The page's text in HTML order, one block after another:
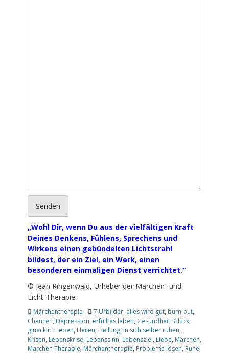
Senden
„Wohl Dir, wenn Du aus der vielfältigen Kraft
Deines Denkens, Fühlens, Sprechens und
Wirkens einen gebündelten Lichtstrahl
bildest, der ein Ziel, ein Werk, einen
besonderen einmaligen Dienst verrichtet.“
© Jean Ringenwald, Urheber der Märchen- und
Licht-Therapie
Kategorien
Märchentherapie Schlagworte
7 Urbilder, alles wird gut, burn out,
Chancen, Depression, erfülltes leben, Gesundheit, Glück,
gluecklich leben, Heilen, Heilung, in sich selber ruhen,
Krisen, Lebenskrise, Lebenssinn, Lebensziel, Liebe, Märchen,
Märchen Therapie, Märchentherapie, Probleme lösen, Ruhe,